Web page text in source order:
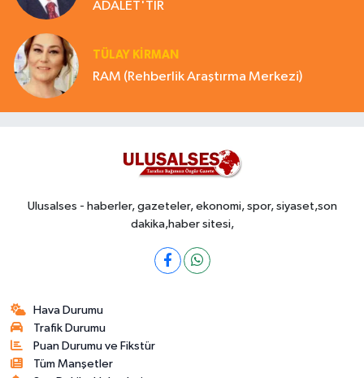
ADALET'TİR
TÜLAY KİRMAN
RAM (Rehberlik Araştırma Merkezi)
Ulusalses - haberler, gazeteler, ekonomi, spor, siyaset,son
dakika,haber sitesi,
Hava Durumu
Trafik Durumu
Puan Durumu ve Fikstür
Tüm Manşetler